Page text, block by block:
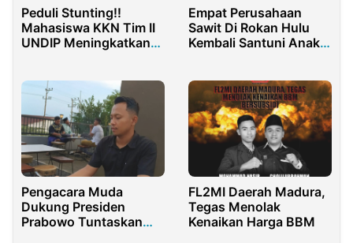
Peduli Stunting!!
Mahasiswa KKN Tim II
UNDIP Meningkatkan
untuk Pencegahan
Stunting di Desa
Pereng
Empat Perusahaan
Sawit Di Rokan Hulu
Kembali Santuni Anak
Pengacara Muda
Dukung Presiden
Prabowo Tuntaskan
FL2MI Daerah Madura,
Tegas Menolak
Kenaikan Harga BBM